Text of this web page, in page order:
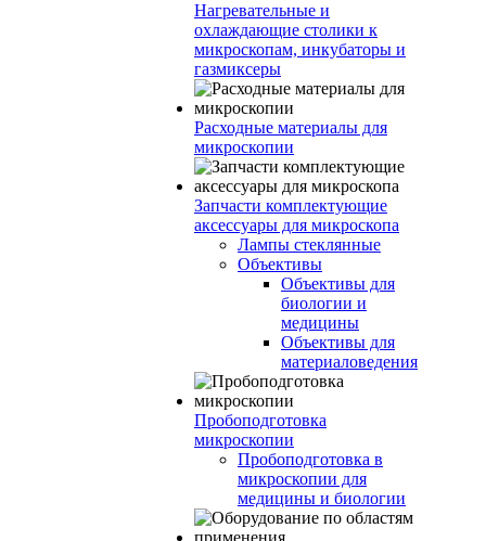
Нагревательные и
охлаждающие столики к
микроскопам, инкубаторы и
газмиксеры
Расходные материалы для
микроскопии
Запчасти комплектующие
аксессуары для микроскопа
Лампы стеклянные
Объективы
Объективы для
биологии и
медицины
Объективы для
материаловедения
Пробоподготовка
микроскопии
Пробоподготовка в
микроскопии для
медицины и биологии